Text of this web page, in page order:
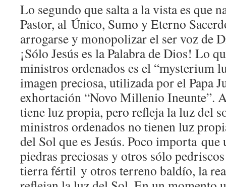
Lo segundo que salta a la vista es que
Pastor, al Único, Sumo y Eterno
arrogarse y monopolizar el ser voz de
¡Sólo Jesús es la Palabra de Dios! Lo
ministros ordenados es el “mysterium
imagen preciosa, utilizada por el Papa
exhortación “Novo Millenio Ineunte”.
tiene luz propia, pero refleja la luz del
ministros ordenados no tienen luz
del Sol que es Jesús. Poco importa
piedras preciosas y otros sólo
tierra fértil y otros terreno baldío, la